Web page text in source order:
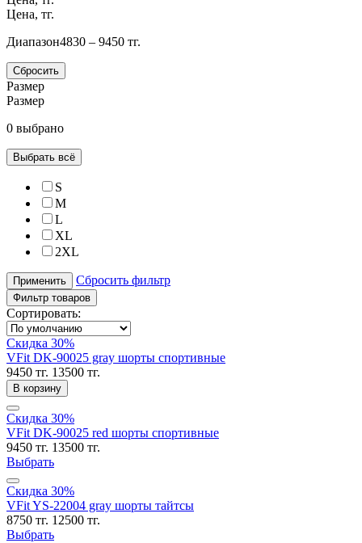
Цена, тг.
Диапазон4830 – 9450 тг.
Сбросить
Размер
Размер
0 выбрано
Выбрать всё
S
M
L
XL
2XL
Применить Сбросить фильтр
Фильтр товаров
Сортировать:
Скидка 30%
VFit DK-90025 gray шорты спортивные
9450 тг. 13500 тг.
В корзину
Скидка 30%
VFit DK-90025 red шорты спортивные
9450 тг. 13500 тг.
Выбрать
Скидка 30%
VFit YS-22004 gray шорты тайтсы
8750 тг. 12500 тг.
Выбрать